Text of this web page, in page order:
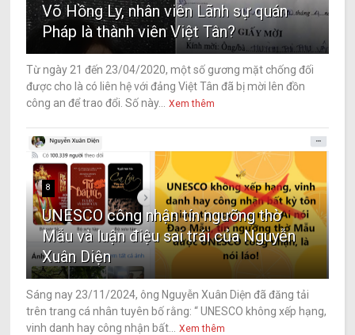
Võ Hồng Ly, nhân viên Lãnh sự quán
Pháp là thành viên Việt Tân?
Từ ngày 21 đến 23/04/2020, một số gương mặt chống đối
được cho là có liên hệ với đảng Việt Tân đã bị mời lên đồn
công an để trao đổi. Số này...
Xem thêm
8
UNESCO công nhận tín ngưỡng thờ
Mẫu và luận điệu sai trái của Nguyễn
Xuân Diện
Sáng nay 23/11/2024, ông Nguyễn Xuân Diện đã đăng tải
trên trang cá nhân tuyên bố rằng: “ UNESCO không xếp hạng,
vinh danh hay công nhận bất...
Xem thêm